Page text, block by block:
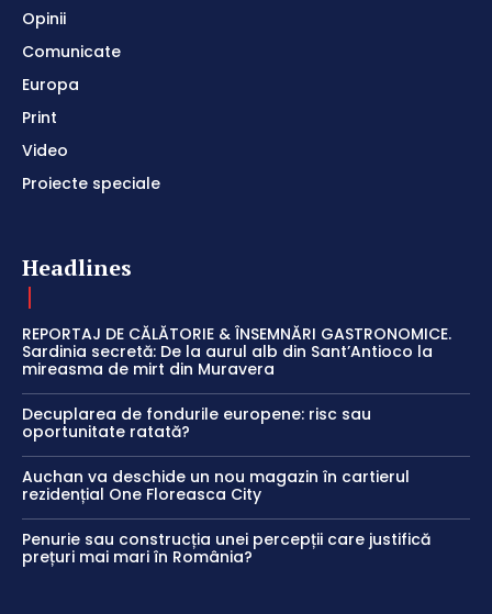
Opinii
Comunicate
Europa
Print
Video
Proiecte speciale
Headlines
REPORTAJ DE CĂLĂTORIE & ÎNSEMNĂRI GASTRONOMICE.
Sardinia secretă: De la aurul alb din Sant’Antioco la
mireasma de mirt din Muravera
Decuplarea de fondurile europene: risc sau
oportunitate ratată?
Auchan va deschide un nou magazin în cartierul
rezidențial One Floreasca City
Penurie sau construcția unei percepții care justifică
prețuri mai mari în România?